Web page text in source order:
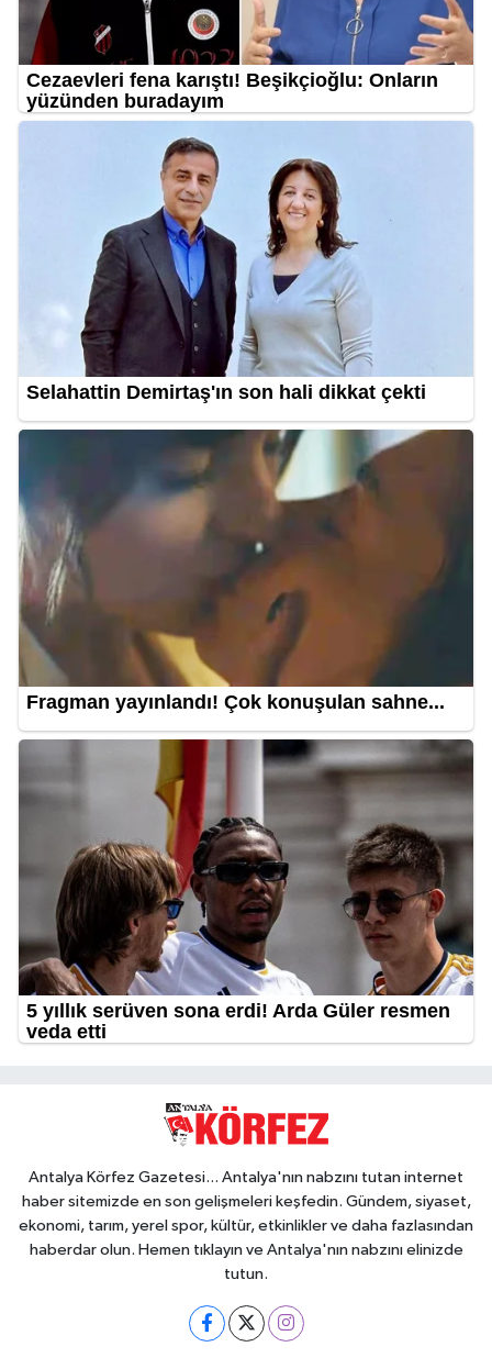
Antalya Körfez Gazetesi... Antalya'nın nabzını tutan internet
haber sitemizde en son gelişmeleri keşfedin. Gündem, siyaset,
ekonomi, tarım, yerel spor, kültür, etkinlikler ve daha fazlasından
haberdar olun. Hemen tıklayın ve Antalya'nın nabzını elinizde
tutun.